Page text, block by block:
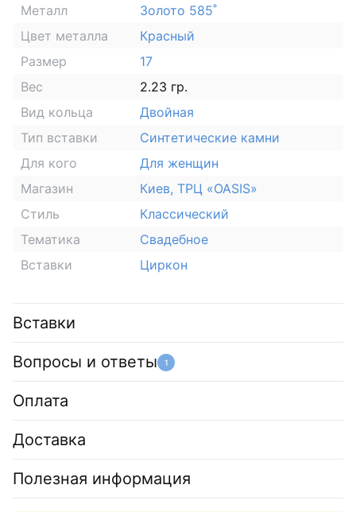
Металл
Золото 585˚
Цвет металла
Красный
Размер
17
Вес
2.23 гр.
Вид кольца
Двойная
Тип вставки
Синтетические камни
Для кого
Для женщин
Магазин
Киев, ТРЦ «OASIS»
Стиль
Классический
Тематика
Свадебное
Вставки
Циркон
Вставки
Вопросы и ответы 1
Оплата
Доставка
Полезная информация